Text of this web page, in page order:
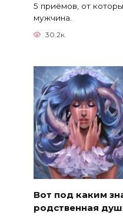
5 приёмов, от
мужчина.
30.2к.
Вот под каким
родственная